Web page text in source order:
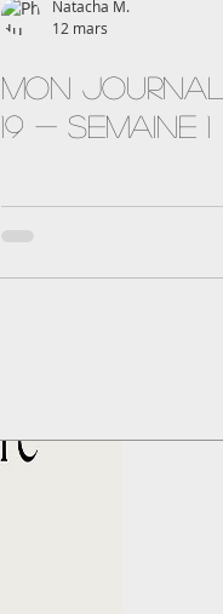
Natacha M.
12 mars
Mon
19 - semaine 1